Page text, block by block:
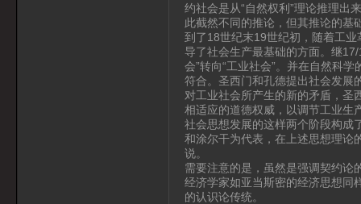
约社会是从“自然权利”理论推理出
此截然不同的推论，但其推论的基
到了18世纪末19世纪初，随着工
导了社会生产最基础的方面。继
会”转向“工业社会”。并在自然科
符合。圣西门和孔德提出社会发
对工业社会所产生的新的矛盾，圣
相适应的道德权威，以调节工业生
社会思想发展的这样两个阶段构成
和涂尔干为代表，在上述思想理论
说。
需要注意的是，虽然是强调契约论
经济学家如亚当斯密的经济思想同
的认识论传统。